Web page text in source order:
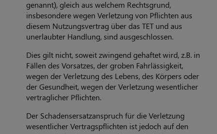
genannt), gleich aus welchem Rechtsgrund,
insbesondere wegen Verletzung von Pflichten aus
diesem Nutzungsvertrag über das TET und aus
unerlaubter Handlung, sind ausgeschlossen.
Dies gilt nicht, soweit zwingend gehaftet wird, z.B. in
Fällen des Vorsatzes, der groben Fahrlässigkeit,
wegen der Verletzung des Lebens, des Körpers oder
der Gesundheit, wegen der Verletzung wesentlicher
vertraglicher Pflichten.
Der Schadensersatzanspruch für die Verletzung
wesentlicher Vertragspflichten ist jedoch auf den